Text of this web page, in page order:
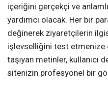
içeriğini gerçekçi ve
yardımcı olacak. Her bir
değinerek ziyaretçilerin
işlevselliğini test etmenize
taşıyan metinler, kullanıcı
sitenizin profesyonel bir